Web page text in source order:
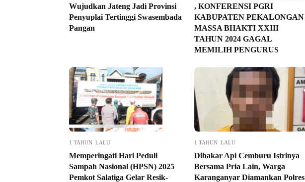
Wujudkan Jateng Jadi Provinsi
Penyuplai Tertinggi Swasembada
Pangan
, KONFERENSI PGRI
KABUPATEN PEKALONGAN
MASSA BHAKTI XXIII
TAHUN 2024 GAGAL
MEMILIH PENGURUS
1 TAHUN LALU
Memperingati Hari Peduli
Sampah Nasional (HPSN) 2025
Pemkot Salatiga Gelar Resik-
1 TAHUN LALU
Dibakar Api Cemburu Istrinya
Bersama Pria Lain, Warga
Karanganyar Diamankan Polres